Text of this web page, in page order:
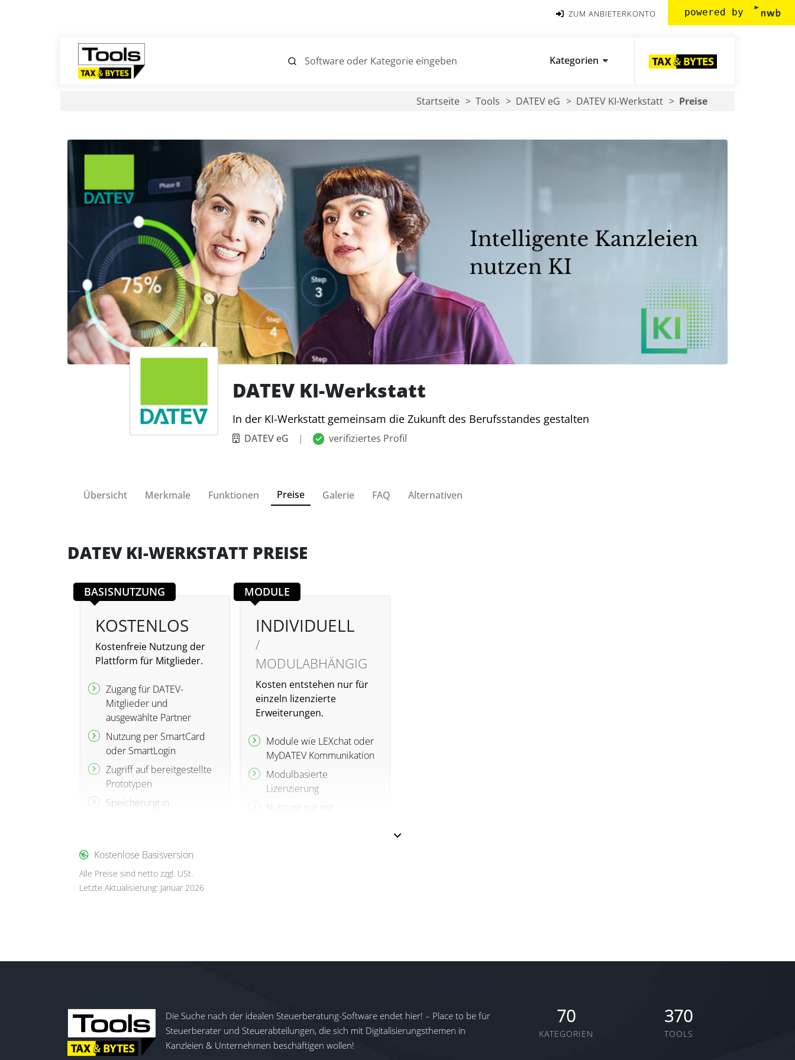
ZUM ANBIETERKONTO powered by
Kategorien
Startseite Tools DATEV eG DATEV KI-Werkstatt Preise
DATEV KI-Werkstatt
In der KI-Werkstatt gemeinsam die Zukunft des Berufsstandes gestalten
DATEV eG | verifiziertes Profil
Übersicht Merkmale Funktionen Preise Galerie FAQ Alternativen
DATEV KI-WERKSTATT PREISE
BASISNUTZUNG
KOSTENLOS
Kostenfreie Nutzung der
Plattform für Mitglieder.
Zugang für DATEV-
Mitglieder und
ausgewählte Partner
Nutzung per SmartCard
oder SmartLogin
Zugriff auf bereitgestellte
Prototypen
Speicherung in
Implementierungskosten
Volle Nutzung ohne
Mindestvertragslaufzeit
MODULE
INDIVIDUELL
/
MODULABHÄNGIG
Kosten entstehen nur für
einzeln lizenzierte
Erweiterungen.
Module wie LEXchat oder
MyDATEV Kommunikation
Modulbasierte
Lizenzierung
Nutzung nur mit
Kostenlose Basisversion
Alle Preise sind netto zzgl. USt.
Letzte Aktualisierung: Januar 2026
Die Suche nach der idealen Steuerberatung-Software endet hier! – Place to be für
Steuerberater und Steuerabteilungen, die sich mit Digitalisierungsthemen in
Kanzleien & Unternehmen beschäftigen wollen!
70
KATEGORIEN
370
TOOLS